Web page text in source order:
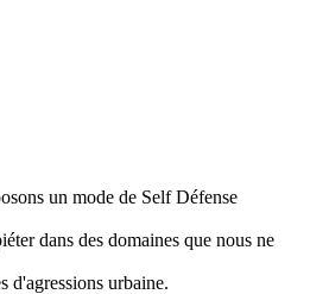
un mode de Self Défense
dans des domaines que nous ne
d'agressions urbaine.